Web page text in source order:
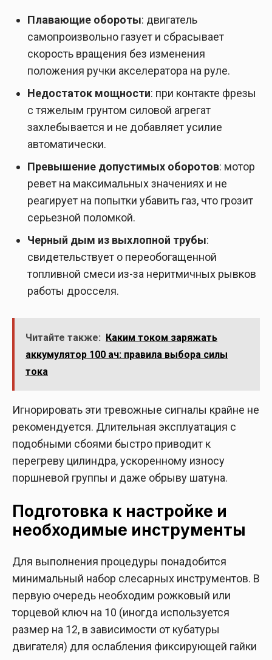
Плавающие обороты: двигатель
самопроизвольно газует и сбрасывает
скорость вращения без изменения
положения ручки акселератора на руле.
Недостаток мощности: при контакте фрезы
с тяжелым грунтом силовой агрегат
захлебывается и не добавляет усилие
автоматически.
Превышение допустимых оборотов: мотор
ревет на максимальных значениях и не
реагирует на попытки убавить газ, что грозит
серьезной поломкой.
Черный дым из выхлопной трубы:
свидетельствует о переобогащенной
топливной смеси из-за неритмичных рывков
работы дросселя.
Читайте также:
Каким током заряжать
аккумулятор 100 ач: правила выбора силы
тока
Игнорировать эти тревожные сигналы крайне не
рекомендуется. Длительная эксплуатация с
подобными сбоями быстро приводит к
перегреву цилиндра, ускоренному износу
поршневой группы и даже обрыву шатуна.
Подготовка к настройке и
необходимые инструменты
Для выполнения процедуры понадобится
минимальный набор слесарных инструментов. В
первую очередь необходим рожковый или
торцевой ключ на 10 (иногда используется
размер на 12, в зависимости от кубатуры
двигателя) для ослабления фиксирующей гайки